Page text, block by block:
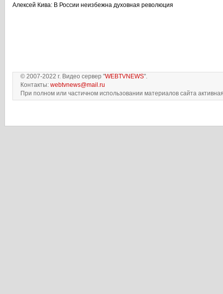
Алексей Кива: В России неизбежна духовная революция
© 2007-2022 г. Видео сервер "WEBTVNEWS".
Контакты: webtvnews@mail.ru
При полном или частичном использовании материалов сайта